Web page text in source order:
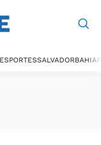
ESPORTESSALVADORBAHIA